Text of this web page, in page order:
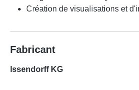
Création de visualisations et
Fabricant
Issendorff KG